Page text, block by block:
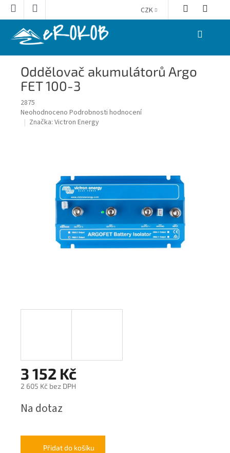
Přejít
CZK
NÁKUPNÍ
Oddělovač akumulátorů Argo
FET 100-3
2875
Průměrné
hodnocení
Neohodnoceno Podrobnosti hodnocení
Značka: Victron Energy
3 152 Kč
2 605 Kč bez DPH
cena:
Na dotaz
Přidat do košíku